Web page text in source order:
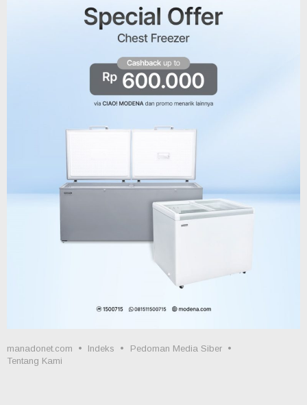
manadonet.com Indeks
Pedoman Media Siber
Tentang Kami